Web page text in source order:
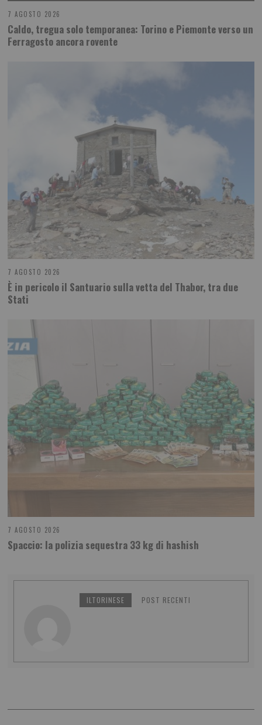
7 AGOSTO 2026
Caldo, tregua solo temporanea: Torino e Piemonte verso un
Ferragosto ancora rovente
7 AGOSTO 2026
È in pericolo il Santuario sulla vetta del Thabor, tra due
Stati
7 AGOSTO 2026
Spaccio: la polizia sequestra 33 kg di hashish
ILTORINESE POST RECENTI